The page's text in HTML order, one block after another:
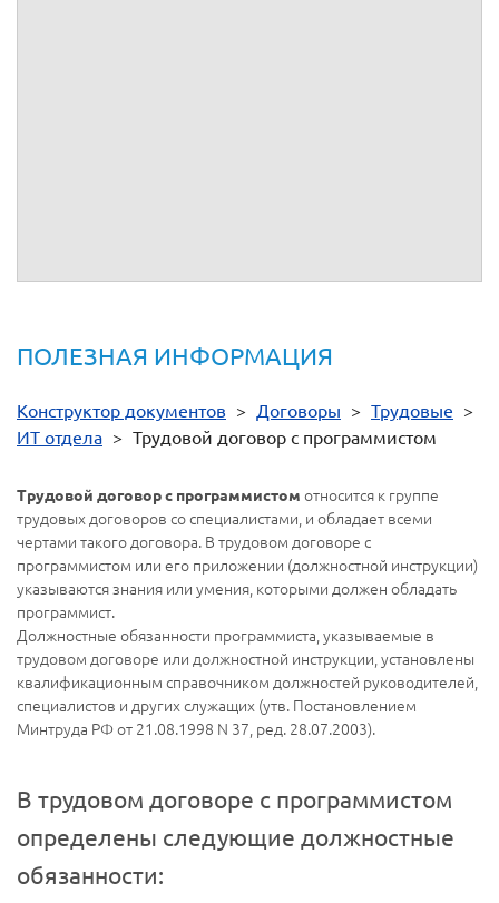
ПОЛЕЗНАЯ ИНФОРМАЦИЯ
Конструктор документов > Договоры > Трудовые >
ИТ отдела > Трудовой договор с программистом
Трудовой договор с программистом относится к группе
трудовых договоров со специалистами, и обладает всеми
чертами такого договора. В трудовом договоре с
программистом или его приложении (должностной инструкции)
указываются знания или умения, которыми должен обладать
программист.
Должностные обязанности программиста, указываемые в
трудовом договоре или должностной инструкции, установлены
квалификационным справочником должностей руководителей,
специалистов и других служащих (утв. Постановлением
Минтруда РФ от 21.08.1998 N 37, ред. 28.07.2003).
В трудовом договоре с программистом
определены следующие должностные
обязанности: